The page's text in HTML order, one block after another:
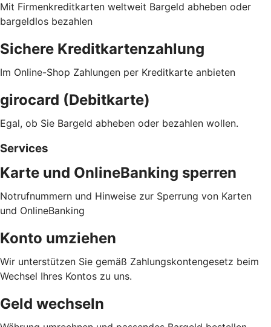
Mit Firmenkreditkarten weltweit Bargeld abheben oder
bargeldlos bezahlen
Sichere Kreditkartenzahlung
Im Online-Shop Zahlungen per Kreditkarte anbieten
girocard (Debitkarte)
Egal, ob Sie Bargeld abheben oder bezahlen wollen.
Services
Karte und OnlineBanking sperren
Notrufnummern und Hinweise zur Sperrung von Karten
und OnlineBanking
Konto umziehen
Wir unterstützen Sie gemäß Zahlungskontengesetz beim
Wechsel Ihres Kontos zu uns.
Geld wechseln